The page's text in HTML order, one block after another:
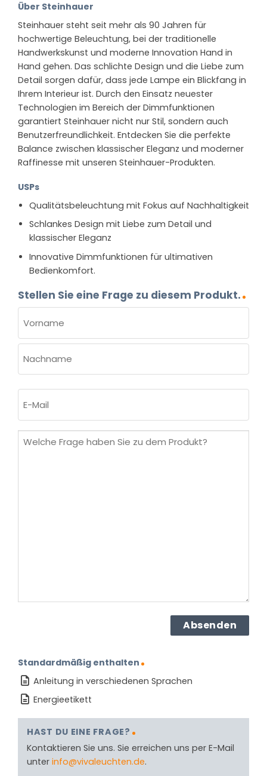
Über Steinhauer
Steinhauer steht seit mehr als 90 Jahren für
hochwertige Beleuchtung, bei der traditionelle
Handwerkskunst und moderne Innovation Hand in
Hand gehen. Das schlichte Design und die Liebe zum
Detail sorgen dafür, dass jede Lampe ein Blickfang in
Ihrem Interieur ist. Durch den Einsatz neuester
Technologien im Bereich der Dimmfunktionen
garantiert Steinhauer nicht nur Stil, sondern auch
Benutzerfreundlichkeit. Entdecken Sie die perfekte
Balance zwischen klassischer Eleganz und moderner
Raffinesse mit unseren Steinhauer-Produkten.
USPs
Qualitätsbeleuchtung mit Fokus auf Nachhaltigkeit
Schlankes Design mit Liebe zum Detail und
klassischer Eleganz
Innovative Dimmfunktionen für ultimativen
Bedienkomfort.
Stellen Sie eine Frage zu diesem Produkt.
(ERFORDERLICH)
Vorname
Mail
Welche
Standardmäßig enthalten
Anleitung in verschiedenen Sprachen
Energieetikett
HAST DU EINE FRAGE?
Kontaktieren Sie uns. Sie erreichen uns per E-Mail
unter info@vivaleuchten.de.